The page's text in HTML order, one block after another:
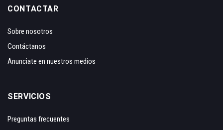
CONTACTAR
Sobre nosotros
Contáctanos
Anunciate en nuestros medios
SERVICIOS
Preguntas frecuentes